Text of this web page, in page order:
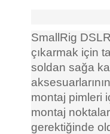
SmallRig
çıkarmak için
soldan sağa
montaj pimleri
montaj
gerektiğinde